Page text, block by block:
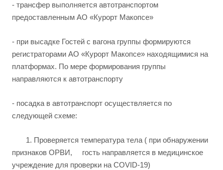
- трансфер выполняется автотранспортом
предоставленным АО «Курорт Макопсе»
- при высадке Гостей с вагона группы формируются
регистраторами АО «Курорт Макопсе» находящимися на
платформах. По мере формирования группы
направляются к автотранспорту
- посадка в автотранспорт осуществляется по
следующей схеме:
1. Проверяется температура тела ( при обнаружении
признаков ОРВИ, гость направляется в медицинское
учреждение для проверки на COVID-19)